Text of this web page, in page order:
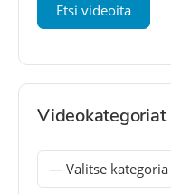
Videokategoriat